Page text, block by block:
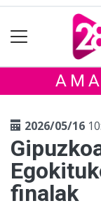
2026/05/16
finalak